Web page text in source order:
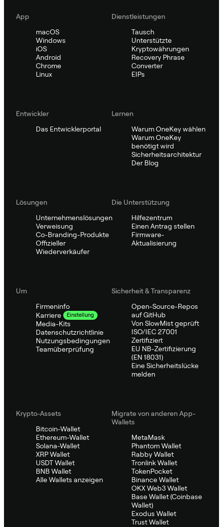
App
macOS
Windows
iOS
Android
Chrome
Linux
Dienstleistungen
Tausch
Unterstützte
Kryptowährungen
Recovery Phrase
Converter
EIPs
Entwickler
Das Entwicklerportal
Lernen
Warum OneKey wählen
Warum OneKey
benötigt wird
Sicherheitsarchitektur
Der Blog
Lösungen
Unternehmenslösungen
Verweisung
Co-Branding-Produkte
Offizieller
Wiederverkäufer
Die Unterstützung
Hilfezentrum
Einen Antrag stellen
Firmware-
Aktualisierung
Um
Firmeninfo
Karriere
Einstellung
Media-Kits
Datenschutzrichtlinie
Nutzungsbedingungen
Teamüberprüfung
Sicherheit & Transparenz
Open-Source-Repos
auf GitHub
Von SlowMist geprüft
ISO/IEC 27001
Zertifiziert
EU NB-Zertifizierung
(EN 18031)
Eine Sicherheitslücke
melden
Krypto-Assets
Bitcoin-Wallet
Ethereum-Wallet
Solana-Wallet
XRP Wallet
USDT Wallet
BNB Wallet
Alle Wallets anzeigen
Migrate von anderen App-
Wallets
MetaMask
Phantom Wallet
Rabby Wallet
Tronlink Wallet
TokenPocket
Binance Wallet
OKX Web3 Wallet
Base Wallet (Coinbase
Wallet)
Exodus Wallet
Trust Wallet